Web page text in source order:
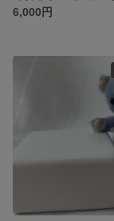
6,000円